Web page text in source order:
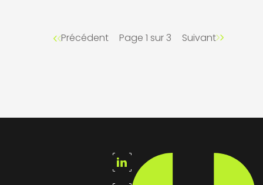
Précédent Page 1 sur 3 Suivant